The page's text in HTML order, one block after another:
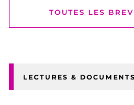
TOUTES LES
LECTURES & DOCUMENTS